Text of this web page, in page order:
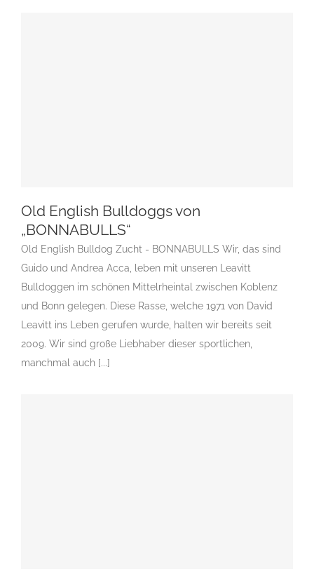
Old English Bulldoggs von „BONNABULLS“
ACI – Standard Nr. 23.12.2014OEB / D ACI-Standard Gruppe
9
Gruppe 9-Sektion 11 Züchter Französischen Bulldoggen
Gruppen Des CAR e.V.
Landesgruppe Molosser
Rassehunde-Verein
Rassehundezüchter Sektion 11 : Kleine doggenartige
Hunde
Old English Bulldoggs von
„BONNABULLS“
Old English Bulldog Zucht - BONNABULLS Wir, das sind
Guido und Andrea Acca, leben mit unseren Leavitt
Bulldoggen im schönen Mittelrheintal zwischen Koblenz
und Bonn gelegen. Diese Rasse, welche 1971 von David
Leavitt ins Leben gerufen wurde, halten wir bereits seit
2009. Wir sind große Liebhaber dieser sportlichen,
manchmal auch [...]